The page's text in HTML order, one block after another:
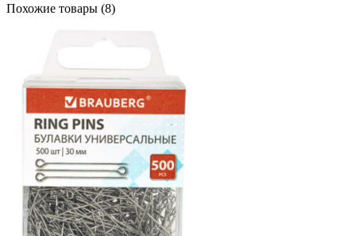
Похожие товары (8)